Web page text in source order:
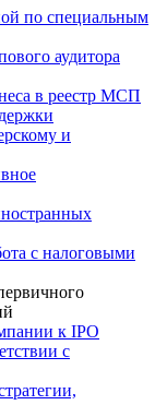
по специальным
аудитора
в реестр МСП
и
с налоговыми
к IPO
с